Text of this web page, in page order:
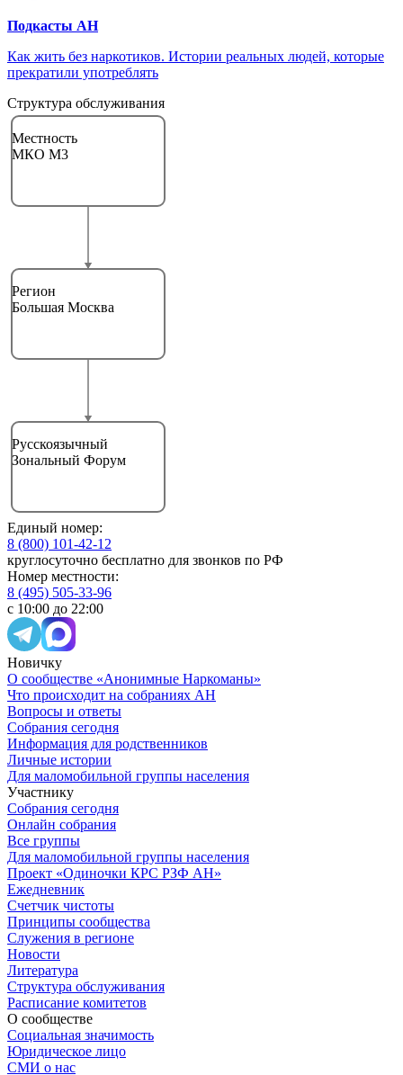
Подкасты АН
Как жить без наркотиков. Истории реальных людей, которые
прекратили употреблять
Структура обслуживания
Местность
МКО М3
Регион
Большая Москва
Русскоязычный
Зональный Форум
Единый номер:
8 (800) 101-42-12
круглосуточно бесплатно для звонков по РФ
Номер местности:
8 (495) 505-33-96
с 10:00 до 22:00
Новичку
О сообществе «Анонимные Наркоманы»
Что происходит на собраниях АН
Вопросы и ответы
Собрания сегодня
Информация для родственников
Личные истории
Для маломобильной группы населения
Участнику
Собрания сегодня
Онлайн собрания
Все группы
Для маломобильной группы населения
Проект «Одиночки КРС РЗФ АН»
Ежедневник
Счетчик чистоты
Принципы сообщества
Служения в регионе
Новости
Литература
Структура обслуживания
Расписание комитетов
О сообществе
Социальная значимость
Юридическое лицо
СМИ о нас